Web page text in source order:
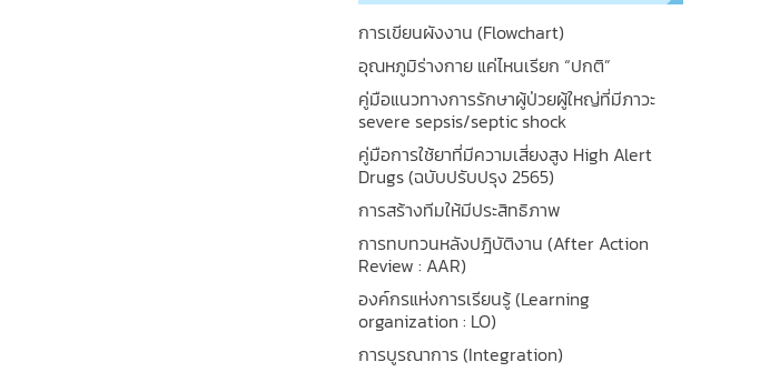
การเขียนผังงาน (Flowchart)
อุณหภูมิร่างกาย แค่ไหนเรียก “ปกติ”
คู่มือแนวทางการรักษาผู้ป่วยผู้ใหญ่ที่มีภาวะ
severe sepsis/septic shock
คู่มือการใช้ยาที่มีความเสี่ยงสูง High Alert
Drugs (ฉบับปรับปรุง 2565)
การสร้างทีมให้มีประสิทธิภาพ
การทบทวนหลังปฎิบัติงาน (After Action
Review : AAR)
องค์กรแห่งการเรียนรู้ (Learning
organization : LO)
การบูรณาการ (Integration)